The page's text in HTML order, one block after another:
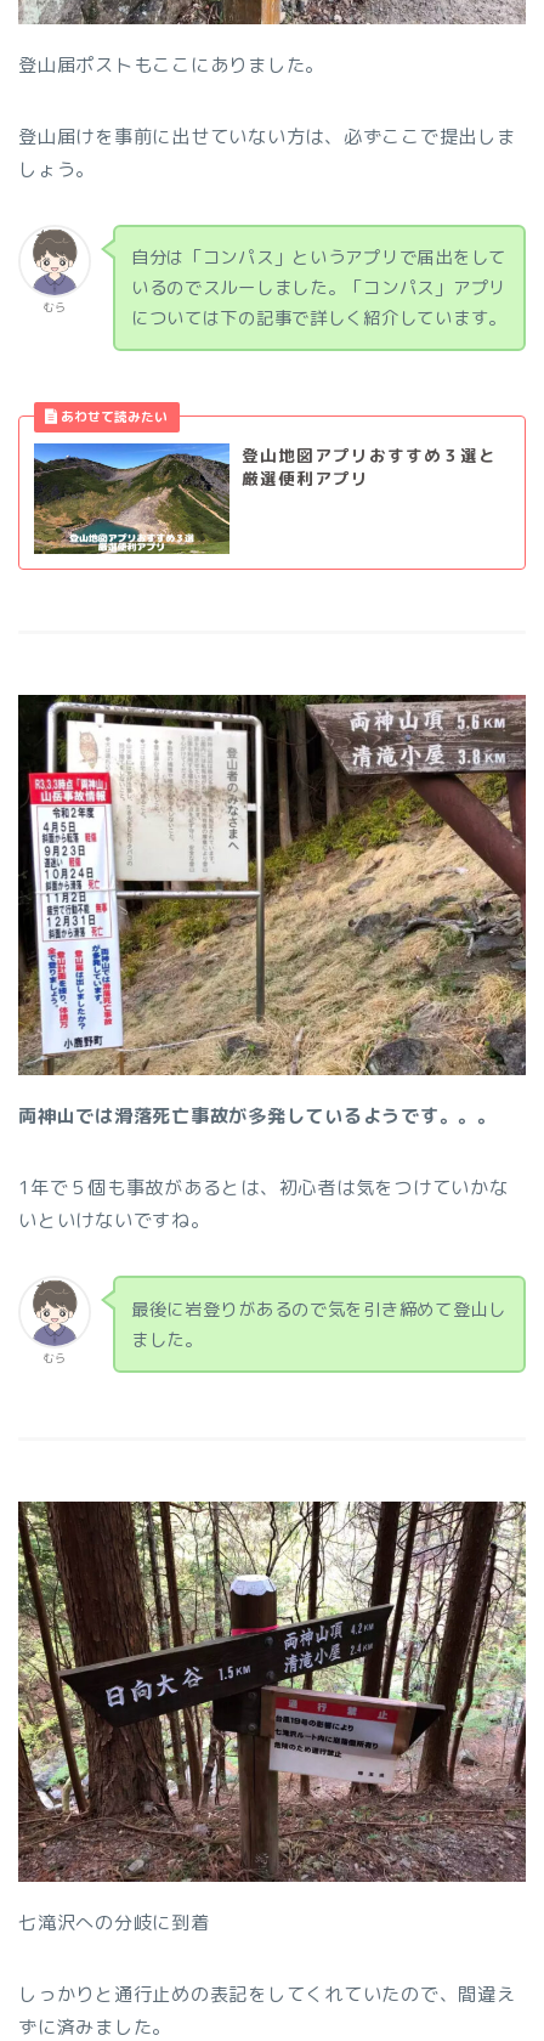
登山届ポストもここにありました。
登山届けを事前に出せていない方は、必ずここで提出しま
しょう。
むら
自分は「コンパス」というアプリで届出をして
いるのでスルーしました。「コンパス」アプリ
については下の記事で詳しく紹介しています。
登山地図アプリおすすめ３選と
厳選便利アプリ
両神山では滑落死亡事故が多発しているようです。。。
1年で５個も事故があるとは、初心者は気をつけていかな
いといけないですね。
むら
最後に岩登りがあるので気を引き締めて登山し
ました。
七滝沢への分岐に到着
しっかりと通行止めの表記をしてくれていたので、間違え
ずに済みました。